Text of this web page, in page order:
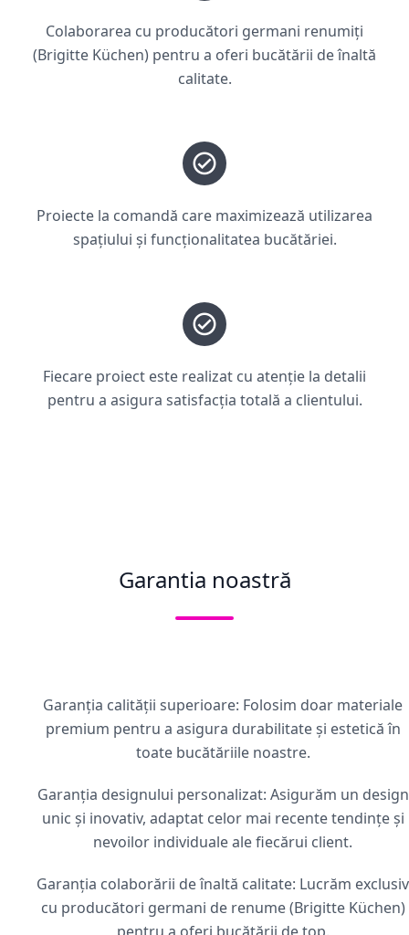
Colaborarea cu producători germani renumiți
(Brigitte Küchen) pentru a oferi bucătării de înaltă
calitate.
Proiecte la comandă care maximizează utilizarea
spațiului și funcționalitatea bucătăriei.
Fiecare proiect este realizat cu atenție la detalii
pentru a asigura satisfacția totală a clientului.
Garantia noastră
Garanția calității superioare: Folosim doar materiale
premium pentru a asigura durabilitate și estetică în
toate bucătăriile noastre.
Garanția designului personalizat: Asigurăm un design
unic și inovativ, adaptat celor mai recente tendințe și
nevoilor individuale ale fiecărui client.
Garanția colaborării de înaltă calitate: Lucrăm exclusiv
cu producători germani de renume (Brigitte Küchen)